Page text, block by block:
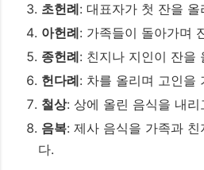
초헌례: 대표자가 첫 잔을
아헌례: 가족들이 돌아가며
종헌례: 친지나 지인이 잔을
헌다례: 차를 올리며 고인을
철상: 상에 올린 음식을 내
음복: 제사 음식을 가족과
다.